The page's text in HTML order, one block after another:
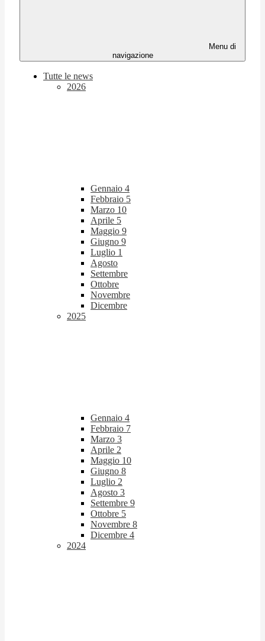
Menu di
navigazione
Tutte le news
2026
Gennaio 4
Febbraio 5
Marzo 10
Aprile 5
Maggio 9
Giugno 9
Luglio 1
Agosto
Settembre
Ottobre
Novembre
Dicembre
2025
Gennaio 4
Febbraio 7
Marzo 3
Aprile 2
Maggio 10
Giugno 8
Luglio 2
Agosto 3
Settembre 9
Ottobre 5
Novembre 8
Dicembre 4
2024